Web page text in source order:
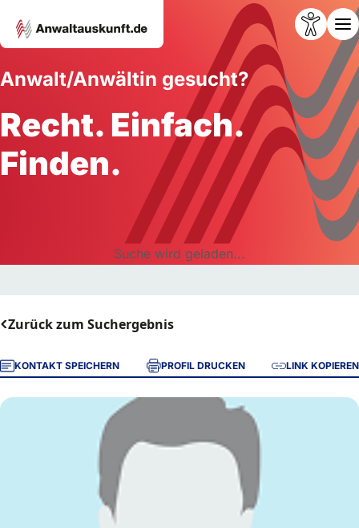
Anwalt/Anwältin gesucht?
Recht. Einfach.
Finden.
Suche wird geladen...
Zurück zum Suchergebnis
KONTAKT SPEICHERN PROFIL DRUCKEN LINK KOPIEREN